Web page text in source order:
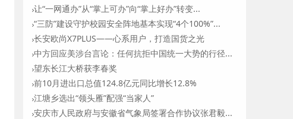
让“一网通办”从“掌上可办”向“掌上好办”转变...
“三防”建设守护校园安全阵地基本实现“4个100%”...
长安欧尚X7PLUS——心系用户，打造国货之光
中方回应美涉台言论：任何抗拒中国统一大势的行径...
望东长江大桥获李春奖
前10月进出口总值124.8亿元同比增长12.8%
江塘乡选出“领头雁”配强“当家人”
安庆市人民政府与安徽省气象局签署合作协议张君毅...